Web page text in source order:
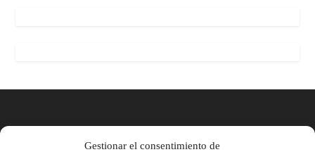
Gestionar el consentimiento de